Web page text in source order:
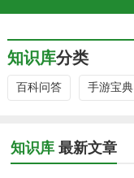
知识库分类
百科问答 手游宝典
知识库 最新文章